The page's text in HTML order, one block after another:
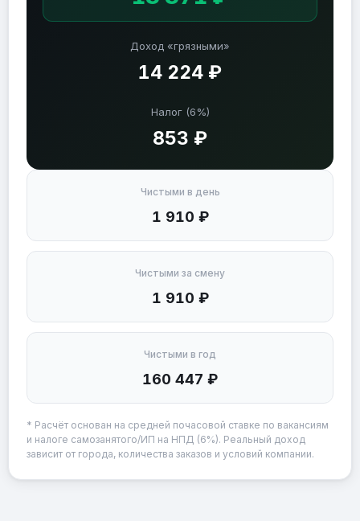
Доход «грязными»
14 224 ₽
Налог (6%)
853 ₽
Чистыми в день
1 910 ₽
Чистыми за смену
1 910 ₽
Чистыми в год
160 447 ₽
* Расчёт основан на средней почасовой ставке по вакансиям
и налоге самозанятого/ИП на НПД (6%). Реальный доход
зависит от города, количества заказов и условий компании.